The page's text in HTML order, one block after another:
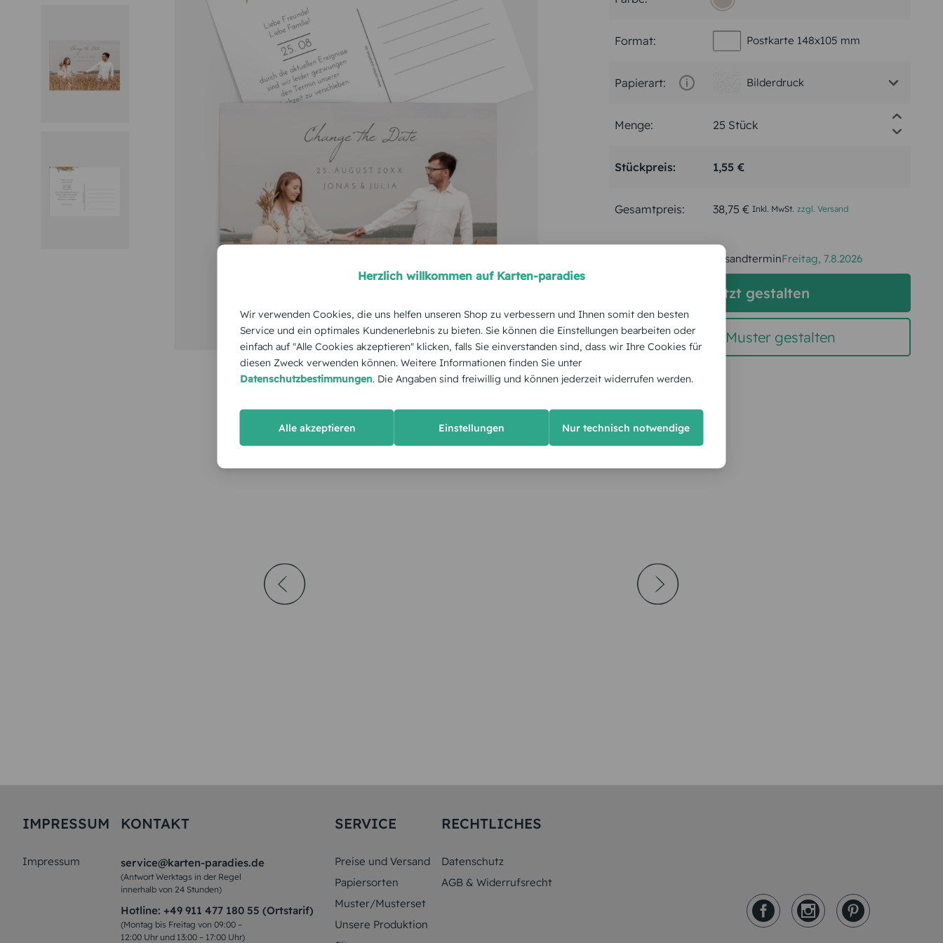
Format: Postkarte 148x105 mm
Papierart: Bilderdruck
Menge:
Stückpreis: 1,55 €
Gesamtpreis: 38,75 € Inkl. MwSt. zzgl. Versand
Spätester VersandterminFreitag, 7.8.2026
jetzt gestalten
gratis Muster gestalten
IMPRESSUM
Impressum
KONTAKT
service@karten-paradies.de
(Antwort Werktags in der Regel
innerhalb von 24 Stunden)
Hotline: +49 911 477 180 55 (Ortstarif)
(Montag bis Freitag von 09:00 –
12:00 Uhr und 13:00 – 17:00 Uhr)
SERVICE
Preise und Versand
Papiersorten
Muster/Musterset
Unsere Produktion
RECHTLICHES
Datenschutz
AGB & Widerrufsrecht
Herzlich willkommen auf Karten-paradies
Wir verwenden Cookies, die uns helfen unseren Shop zu verbessern und Ihnen somit den besten
Service und ein optimales Kundenerlebnis zu bieten. Sie können die Einstellungen bearbeiten oder
einfach auf "Alle Cookies akzeptieren" klicken, falls Sie einverstanden sind, dass wir Ihre Cookies für
diesen Zweck verwenden können. Weitere Informationen finden Sie unter
Datenschutzbestimmungen. Die Angaben sind freiwillig und können jederzeit widerrufen werden.
Alle akzeptieren Einstellungen Nur technisch notwendige